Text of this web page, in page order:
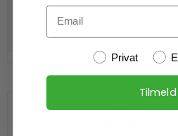
Email
Kundetype
Privat
Tilmeld